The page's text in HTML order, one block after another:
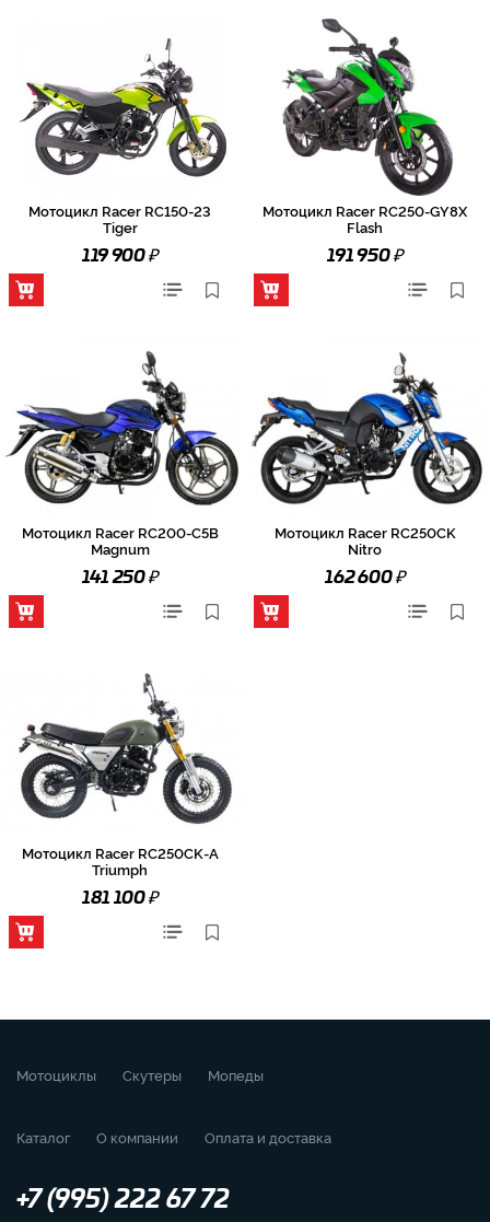
Мотоцикл Racer RC150-23
Tiger
119 900₽
Мотоцикл Racer RC250-GY8X
Flash
191 950₽
Мотоцикл Racer RC200-C5B
Magnum
141 250₽
Мотоцикл Racer RC250CK
Nitro
162 600₽
Мотоцикл Racer RC250CK-A
Triumph
181 100₽
Мотоциклы Скутеры Мопеды
Каталог О компании Оплата и доставка
+7 (995) 222 67 72